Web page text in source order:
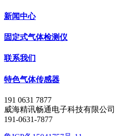
新闻中心
固定式气体检测仪
联系我们
特色气体传感器
191 0631 7877
威海精讯畅通电子科技有限公司
191-0631-7877